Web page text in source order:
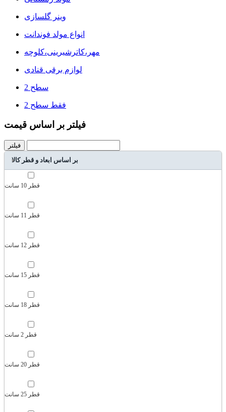
وینر گلسازی
انواع مولد فوندانت
مهر،کاترشیرینی،کلوچه
لوازم برقی قنادی
سطح 2
فقط سطح 2
فیلتر بر اساس قیمت
فیلتر
بر اساس ابعاد و قطر کالا
قطر 10 سانت
قطر 11 سانت
قطر 12 سانت
قطر 15 سانت
قطر 18 سانت
قطر 2 سانت
قطر 20 سانت
قطر 25 سانت